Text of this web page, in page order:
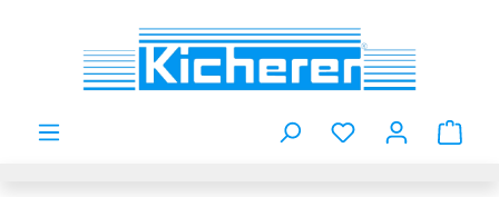
Zum Hauptinhalt springen
Du hast 0